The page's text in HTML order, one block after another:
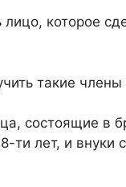
которое
такие
состоящие в
ти лет, и внуки